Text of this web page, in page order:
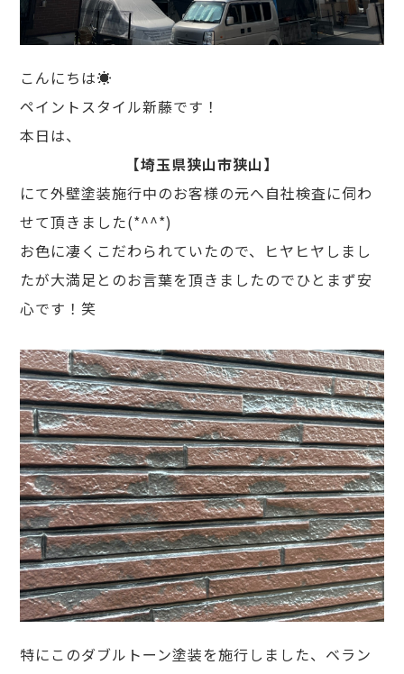
こんにちは☀️
ペイントスタイル新藤です！
本日は、
【埼玉県狭山市狭山】
にて外壁塗装施行中のお客様の元へ自社検査に伺わ
せて頂きました(*^^*)
お色に凄くこだわられていたので、ヒヤヒヤしまし
たが大満足とのお言葉を頂きましたのでひとまず安
心です！笑
特にこのダブルトーン塗装を施行しました、ベラン